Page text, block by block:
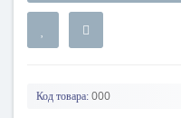
Код товара: 000